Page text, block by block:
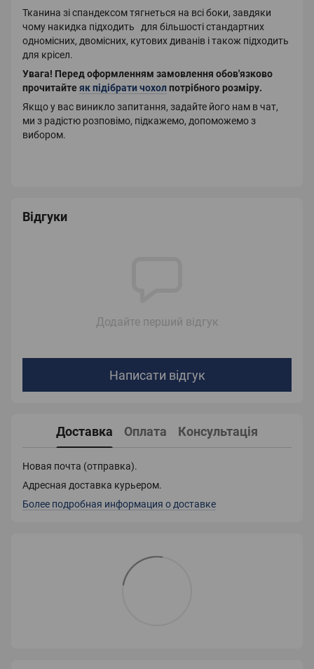
Тканина зі спандексом тягнеться на всі боки, завдяки
чому накидка підходить для більшості стандартних
одномісних, двомісних, кутових диванів і також підходить
для крісел.
Увага! Перед оформленням замовлення обов'язково
прочитайтеяк підібрати чохолпотрібного розміру.
Якщо у вас виникло запитання, задайте його нам в чат,
ми з радістю розповімо, підкажемо, допоможемо з
вибором.
Відгуки
Додайте перший відгук
Написати відгук
Доставка Оплата Консультація
Новая почта (отправка).
Адресная доставка курьером.
Более подробная информация о доставке